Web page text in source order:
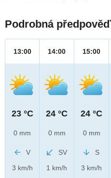
Podrobná
13:00
23 °C
0 mm
V
3 km/h
14:00
24 °C
0 mm
SV
1 km/h
15:00
24 °C
0 mm
S
3 km/h